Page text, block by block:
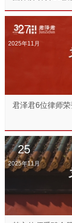
27
2025年11月
君泽君6位律师
25
2025年11月